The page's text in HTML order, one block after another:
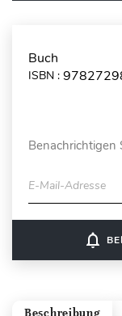
Buch
ISBN :
Benachrichtigen
E-Mail-Adresse
notifications_none